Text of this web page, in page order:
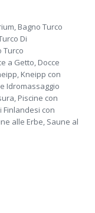
Bagno Turco
Di
Turco
a Getto, Docce
Kneipp con
Idromassaggio
Piscine con
Finlandesi con
alle Erbe, Saune al